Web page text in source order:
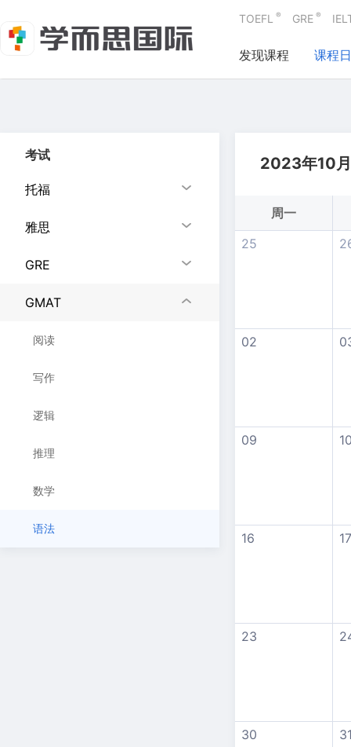
TOEFL ® GRE ®
发现课程 课程
考试
托福
雅思
GRE
GMAT
阅读
写作
逻辑
推理
数学
语法
2023年10
周一
25
02
09
16 17
23
30